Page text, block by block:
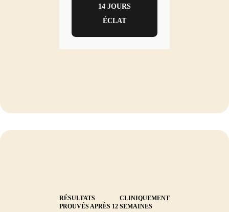
14 JOURS
ÉCLAT
RÉSULTATS CLINIQUEMENT
PROUVÉS APRÈS 12 SEMAINES